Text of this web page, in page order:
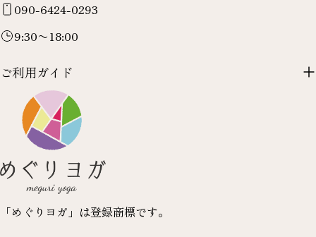
090-6424-0293
9:30〜18:00
ご利用ガイド
「めぐりヨガ」は登録商標です。